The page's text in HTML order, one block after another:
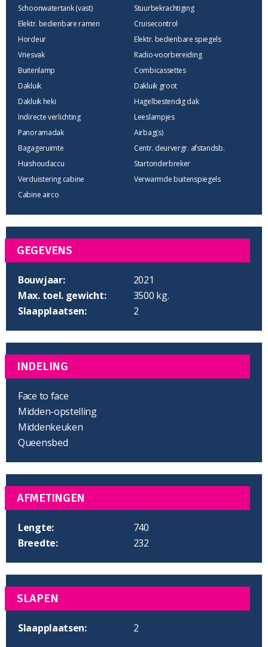
Schoonwatertank (vast)
Stuurbekrachtiging
Elektr. bedienbare ramen
Cruisecontrol
Hordeur
Elektr. bedienbare spiegels
Vriesvak
Radio-voorbereiding
Buitenlamp
Combicassettes
Dakluik
Dakluik groot
Dakluik heki
Hagelbestendig dak
Indirecte verlichting
Leeslampjes
Panoramadak
Airbag(s)
Bagageruimte
Centr. deurvergr. afstandsb.
Huishoudaccu
Startonderbreker
Verduistering cabine
Verwarmde buitenspiegels
Cabine airco
GEGEVENS
Bouwjaar:
2021
Max. toel. gewicht:
3500 kg.
Slaapplaatsen:
2
INDELING
Face to face
Midden-opstelling
Middenkeuken
Queensbed
AFMETINGEN
Lengte:
740
Breedte:
232
SLAPEN
Slaapplaatsen: 2